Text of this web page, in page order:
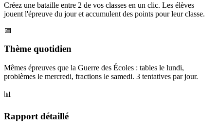
Créez une bataille entre 2 de vos classes en un clic. Les élèves
jouent l'épreuve du jour et accumulent des points pour leur classe.
📅
Thème quotidien
Mêmes épreuves que la Guerre des Écoles : tables le lundi,
problèmes le mercredi, fractions le samedi. 3 tentatives par jour.
📊
Rapport détaillé